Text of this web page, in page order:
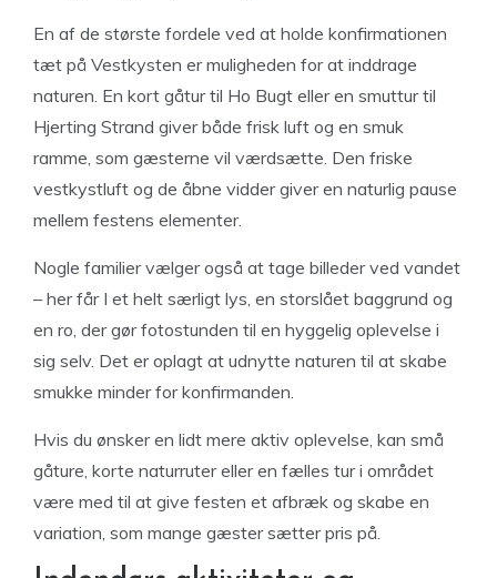
En af de største fordele ved at holde konfirmationen
tæt på Vestkysten er muligheden for at inddrage
naturen. En kort gåtur til Ho Bugt eller en smuttur til
Hjerting Strand giver både frisk luft og en smuk
ramme, som gæsterne vil værdsætte. Den friske
vestkystluft og de åbne vidder giver en naturlig pause
mellem festens elementer.
Nogle familier vælger også at tage billeder ved vandet
– her får I et helt særligt lys, en storslået baggrund og
en ro, der gør fotostunden til en hyggelig oplevelse i
sig selv. Det er oplagt at udnytte naturen til at skabe
smukke minder for konfirmanden.
Hvis du ønsker en lidt mere aktiv oplevelse, kan små
gåture, korte naturruter eller en fælles tur i området
være med til at give festen et afbræk og skabe en
variation, som mange gæster sætter pris på.